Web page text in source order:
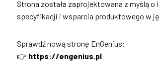
Strona została zaprojektowana z myślą
specyfikacji i wsparcia produktowego w
Sprawdź nową stronę EnGenius:
👉 https://engenius.pl